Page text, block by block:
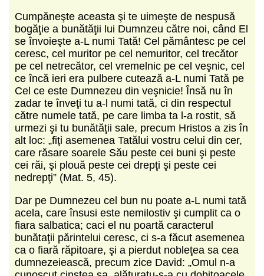
Cumpăneşte aceasta şi te uimeşte de nespusă
bogăţie a bunătăţii lui Dumnzeu către noi, când El
se învoieşte a-L numi Tată! Cel pământesc pe cel
ceresc, cel muritor pe cel nemuritor, cel trecător
pe cel netrecător, cel vremelnic pe cel veşnic, cel
ce încă ieri era pulbere cutează a-L numi Tată pe
Cel ce este Dumnezeu din veşnicie! Însă nu în
zadar te înveţi tu a-l numi tată, ci din respectul
către numele tată, pe care limba ta l-a rostit, să
urmezi şi tu bunătăţii sale, precum Hristos a zis în
alt loc: „fiţi asemenea Tatălui vostru celui din cer,
care răsare soarele Său peste cei buni şi peste
cei răi, şi plouă peste cei drepţi şi peste cei
nedrepţi” (Mat. 5, 45).
Dar pe Dumnezeu cel bun nu poate a-L numi tată
acela, care însusi este nemilostiv şi cumplit ca o
fiara salbatica; caci el nu poartă caracterul
bunătaţii părintelui ceresc, ci s-a făcut asemenea
ca o fiară răpitoare, şi a pierdut nobleţea sa cea
dumnezeiească, precum zice David: „Omul n-a